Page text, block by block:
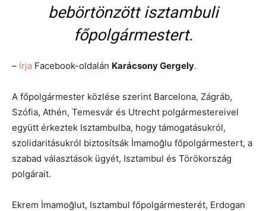
bebörtönzött isztambuli
főpolgármestert.
– írja Facebook-oldalán Karácsony Gergely.
A főpolgármester közlése szerint Barcelona, Zágráb,
Szófia, Athén, Temesvár és Utrecht polgármestereivel
együtt érkeztek Isztambulba, hogy támogatásukról,
szolidaritásukról biztosítsák İmamoğlu főpolgármestert, a
szabad választások ügyét, Isztambul és Törökország
polgárait.
Ekrem İmamoğlut, Isztambul főpolgármesterét, Erdogan